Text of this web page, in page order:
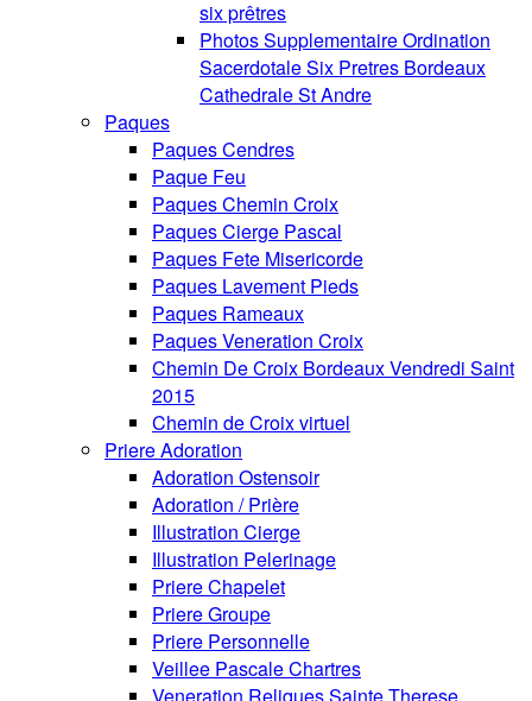
six prêtres
Photos Supplementaire Ordination
Sacerdotale Six Pretres Bordeaux
Cathedrale St Andre
Paques
Paques Cendres
Paque Feu
Paques Chemin Croix
Paques Cierge Pascal
Paques Fete Misericorde
Paques Lavement Pieds
Paques Rameaux
Paques Veneration Croix
Chemin De Croix Bordeaux Vendredi Saint
2015
Chemin de Croix virtuel
Priere Adoration
Adoration Ostensoir
Adoration / Prière
Illustration Cierge
Illustration Pelerinage
Priere Chapelet
Priere Groupe
Priere Personnelle
Veillee Pascale Chartres